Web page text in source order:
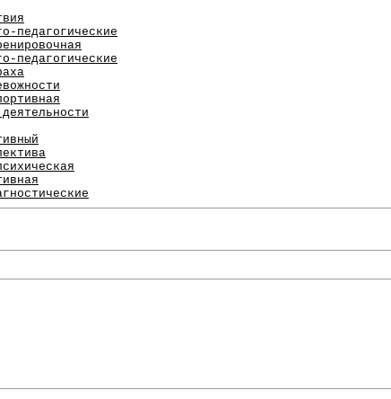
педагогические
педагогические